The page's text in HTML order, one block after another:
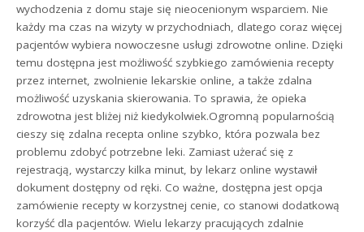
wychodzenia z domu staje się nieocenionym wsparciem. Nie
każdy ma czas na wizyty w przychodniach, dlatego coraz więcej
pacjentów wybiera nowoczesne usługi zdrowotne online. Dzięki
temu dostępna jest możliwość szybkiego zamówienia recepty
przez internet, zwolnienie lekarskie online, a także zdalna
możliwość uzyskania skierowania. To sprawia, że opieka
zdrowotna jest bliżej niż kiedykolwiek.Ogromną popularnością
cieszy się zdalna recepta online szybko, która pozwala bez
problemu zdobyć potrzebne leki. Zamiast użerać się z
rejestracją, wystarczy kilka minut, by lekarz online wystawił
dokument dostępny od ręki. Co ważne, dostępna jest opcja
zamówienie recepty w korzystnej cenie, co stanowi dodatkową
korzyść dla pacjentów. Wielu lekarzy pracujących zdalnie